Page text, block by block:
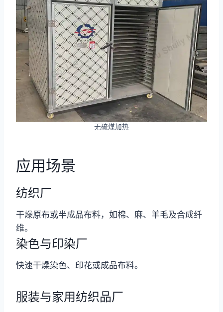
无硫煤加热
应用场景
纺织厂
干燥原布或半成品布料，如棉、麻、羊毛及合成纤
维。
染色与印染厂
快速干燥染色、印花或成品布料。
服装与家用纺织品厂